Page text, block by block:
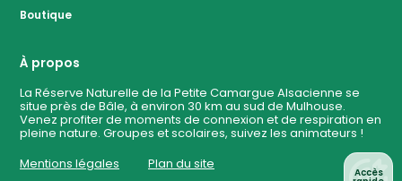
Boutique
À propos
La Réserve Naturelle de la Petite Camargue Alsacienne se
situe près de Bâle, à environ 30 km au sud de Mulhouse.
Venez profiter de moments de connexion et de respiration en
pleine nature. Groupes et scolaires, suivez les animateurs !
Mentions légales
Plan du site
Accès
Contact